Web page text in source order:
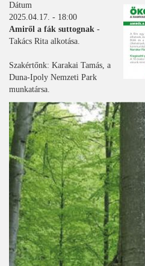
Dátum
2025.04.17. - 18:00
Amiről a fák suttognak -
Takács Rita alkotása.
Szakértőnk: Karakai Tamás, a
Duna-Ipoly Nemzeti Park
munkatársa.